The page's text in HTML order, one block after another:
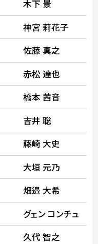
木下 景
神宮 莉花子
佐藤 真之
赤松 達也
橋本 茜音
吉井 聡
藤崎 大史
大垣 元乃
畑邉 大希
グェン コンチュ
久代 智之